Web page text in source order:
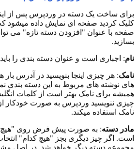
برای ساخت یک دسته در وردپرس پس از
کلیک کردید صفحه ای نمایش داده
صفحه با عنوان "افزودن دسته تازه" می
بسازید.
نام: اجباری است و عنوان دسته بندی را باید
نامک: هر چیزی اینجا بنویسید در آدرس
های نوشته های مربوط به این دسته بندی
همیشه برای نامک بهتر است از کلمات
چیزی ننویسید وردپرس به صورت خودکار
نامک استفاده میکند.
مادر دسته: به صورت پیش فرض روی "هیچ
است. اگر چیز دیگری بجز "هیچ کدام"
مجموعه دسته دیگر خواهد شد. در اصل